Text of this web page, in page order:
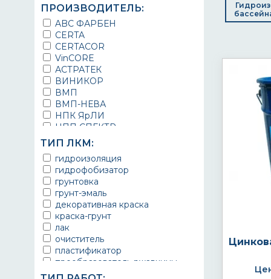
ПРОИЗВОДИТЕЛЬ:
ABC ФАРБЕН
CERTA
CERTACOR
VinCORE
АСТРАТЕК
ВИНИКОР
ВМП
ВМП-НЕВА
НПК ЯрЛИ
НПП СПЕКТР
НПФ ЭМАЛЬ
ТЕРМА
УРЕПЛЕН
ТИП ЛКМ:
гидроизоляция
гидрофобизатор
грунтовка
грунт-эмаль
декоративная краска
краска-грунт
лак
очиститель
пластификатор
преобразователь ржавчины
эмаль